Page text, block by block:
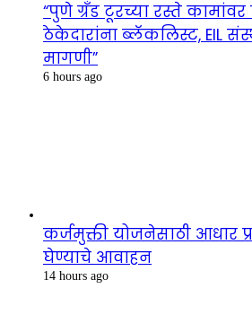
“पुणे ग्रँड टूरच्या रस्ते कामांवर
ठेकेदारांना ब्लॅकलिस्ट, EIL
मागणी”
6 hours ago
कर्जमुक्ती योजनेसाठी आधार
घेण्याचे आवाहन
14 hours ago